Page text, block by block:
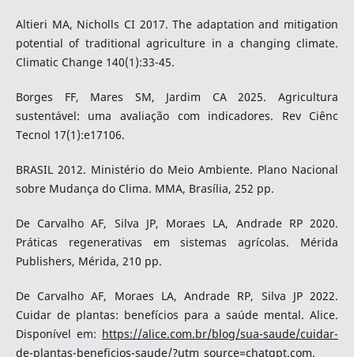
Altieri MA, Nicholls CI 2017. The adaptation and mitigation
potential of traditional agriculture in a changing climate.
Climatic Change 140(1):33-45.
Borges FF, Mares SM, Jardim CA 2025. Agricultura
sustentável: uma avaliação com indicadores. Rev Ciênc
Tecnol 17(1):e17106.
BRASIL 2012. Ministério do Meio Ambiente. Plano Nacional
sobre Mudança do Clima. MMA, Brasília, 252 pp.
De Carvalho AF, Silva JP, Moraes LA, Andrade RP 2020.
Práticas regenerativas em sistemas agrícolas. Mérida
Publishers, Mérida, 210 pp.
De Carvalho AF, Moraes LA, Andrade RP, Silva JP 2022.
Cuidar de plantas: benefícios para a saúde mental. Alice.
Disponível em: https://alice.com.br/blog/sua-saude/cuidar-
de-plantas-beneficios-saude/?utm_source=chatgpt.com.